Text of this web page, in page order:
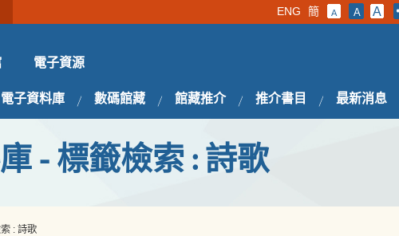
ENG 簡 A A A
電子資源
電子資料庫 數碼館藏 館藏推介 推介書目 最新消息
- 標籤檢索 : 詩歌
: 詩歌